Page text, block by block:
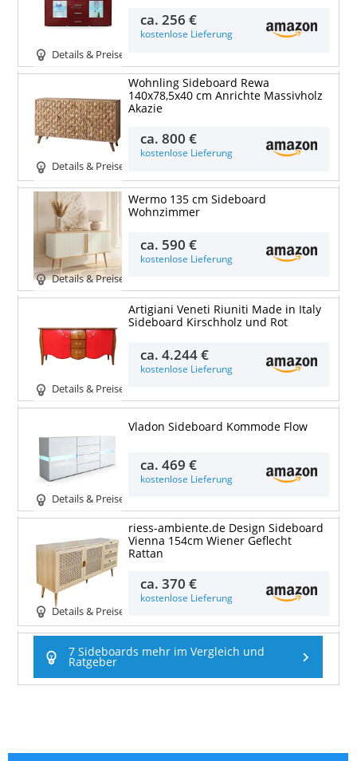
Details & Preise
ca.256 €
kostenlose Lieferung
Details & Preise
Wohnling Sideboard Rewa
140x78,5x40 cm Anrichte Massivholz
Akazie
ca.800 €
kostenlose Lieferung
Details & Preise
Wermo 135 cm Sideboard
Wohnzimmer
ca. 590 €
kostenlose Lieferung
Details & Preise
Artigiani Veneti Riuniti Made in Italy
Sideboard Kirschholz und Rot
ca.4.244 €
kostenlose Lieferung
Details & Preise
Vladon Sideboard Kommode Flow
ca.469 €
kostenlose Lieferung
Details & Preise
riess-ambiente.de Design Sideboard
Vienna 154cm Wiener Geflecht
Rattan
ca.370 €
kostenlose Lieferung
7 Sideboards mehr im Vergleich und
Ratgeber